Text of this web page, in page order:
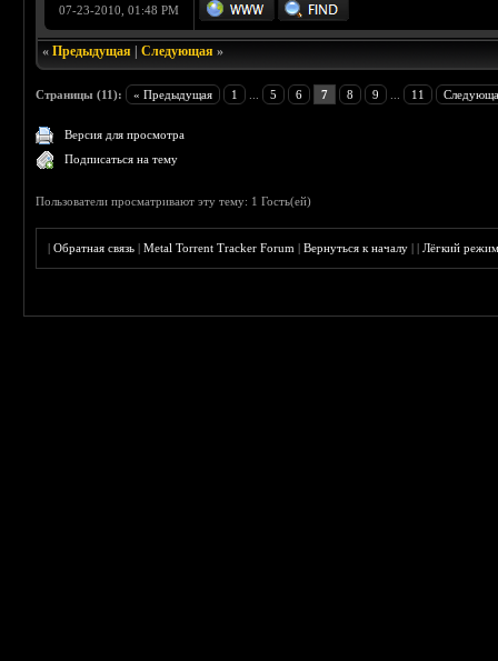
07-23-2010, 01:48 PM
«Предыдущая |Следующая »
Страницы (11): « Предыдущая 1 5 6 7 8 9 11
Версия для просмотра
Подписаться на тему
Пользователи просматривают эту тему: 1 Гость(ей)
|Обратная связь |Metal Torrent Tracker Forum |Вернуться к началу ||Лёгкий